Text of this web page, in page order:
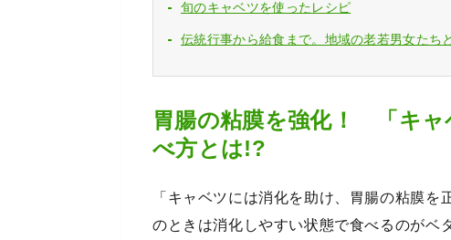
旬のキャベツを使ったレシピ
伝統行事から給食まで。地域の老若男女たち
胃腸の粘膜を強化！ 「キ
べ方とは!?
「キャベツには消化を助け、胃腸の粘膜
のときは消化しやすい状態で食べるのがベ